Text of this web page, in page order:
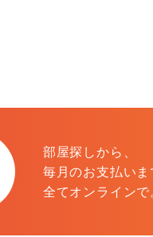
部屋探しから、
毎月のお支払いま
全てオンラインで